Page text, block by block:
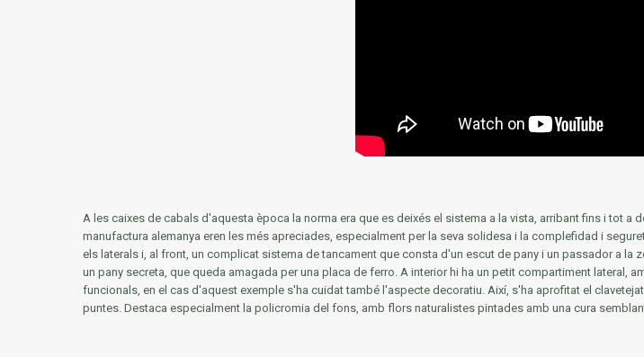
A les caixes de cabals d'aquesta època la norma era que es deixés el sistema a la vista, arribant fins i tot a
manufactura alemanya eren les més apreciades, especialment per la seva solidesa i la complefidad i
els laterals i, al front, un complicat sistema de tancament que consta d'un escut de pany i un passador a
un pany secreta, que queda amagada per una placa de ferro. A interior hi ha un petit compartiment lateral,
funcionals, en el cas d'aquest exemple s'ha cuidat també l'aspecte decoratiu. Així, s'ha aprofitat el
puntes. Destaca especialment la policromia del fons, amb flors naturalistes pintades amb una cura